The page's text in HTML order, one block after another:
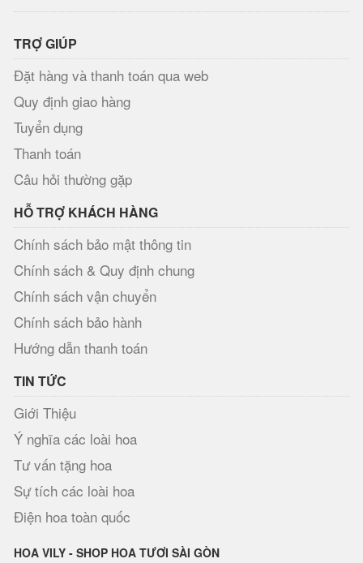
TRỢ GIÚP
Đặt hàng và thanh toán qua web
Quy định giao hàng
Tuyển dụng
Thanh toán
Câu hỏi thường gặp
HỖ TRỢ KHÁCH HÀNG
Chính sách bảo mật thông tin
Chính sách & Quy định chung
Chính sách vận chuyển
Chính sách bảo hành
Hướng dẫn thanh toán
TIN TỨC
Giới Thiệu
Ý nghĩa các loài hoa
Tư vấn tặng hoa
Sự tích các loài hoa
Điện hoa toàn quốc
HOA VILY - SHOP HOA TƯƠI SÀI GÒN